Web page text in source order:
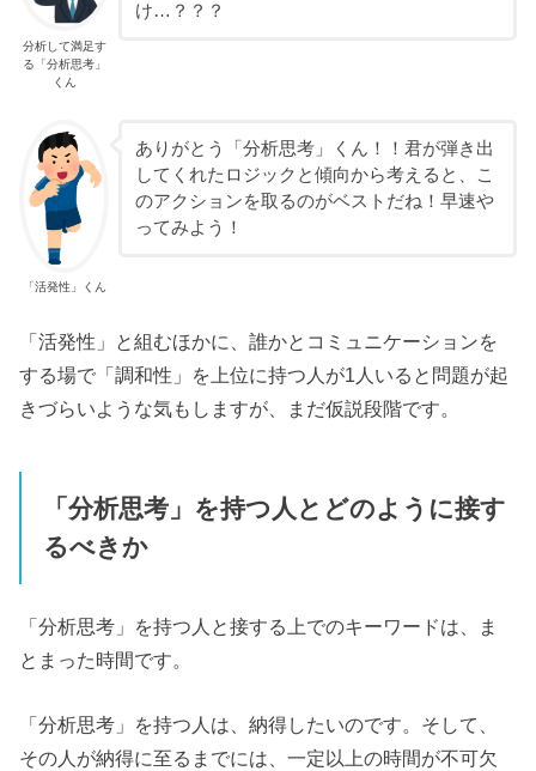
分析して満足す
る「分析思考」
くん
け…？？？
「活発性」くん
ありがとう「分析思考」くん！！君が弾き出
してくれたロジックと傾向から考えると、こ
のアクションを取るのがベストだね！早速や
ってみよう！
「活発性」と組むほかに、誰かとコミュニケーションを
する場で「調和性」を上位に持つ人が1人いると問題が起
きづらいような気もしますが、まだ仮説段階です。
「分析思考」を持つ人とどのように接す
るべきか
「分析思考」を持つ人と接する上でのキーワードは、ま
とまった時間です。
「分析思考」を持つ人は、納得したいのです。そして、
その人が納得に至るまでには、一定以上の時間が不可欠